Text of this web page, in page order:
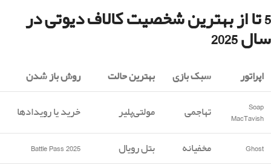
5 تا از بهترین شخصیت‌ کالاف دیوتی در
سال 2025
اپراتور سبک بازی بهترین حالت
روش باز شدن
Soap
MacTavish تهاجمی مولتی‌پلیر خرید یا رویدادها
Ghost مخفیانه بتل رویال Battle Pass 2025